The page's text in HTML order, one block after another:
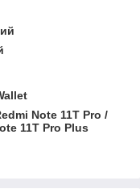
Note 11T Pro /
11T Pro Plus